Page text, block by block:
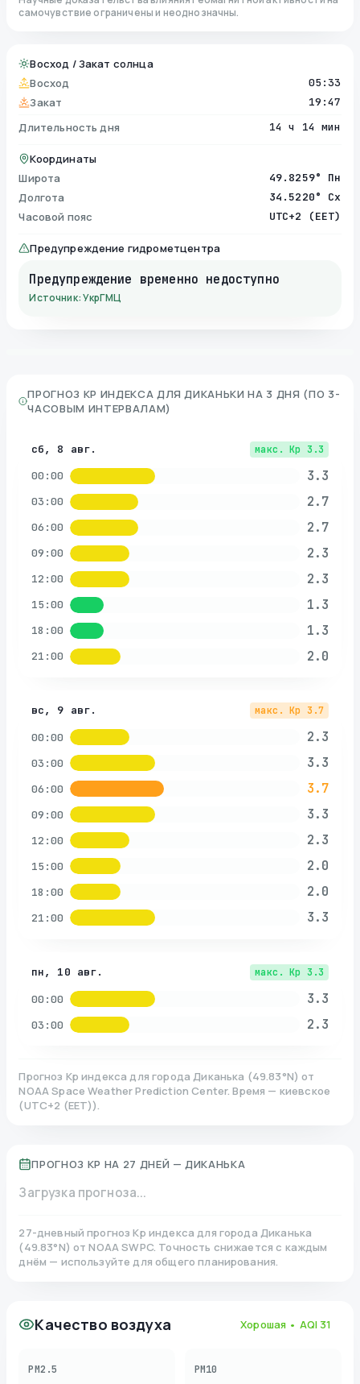
самочувствие ограничены и неоднозначны.
Восход / Закат солнца
Восход
05:33
Закат 19:47
Длительность дня 14 ч 14 мин
Координаты
Широта
49.8259° Пн
Долгота 34.5220° Сх
Часовой пояс UTC+2 (EET)
Предупреждение гидрометцентра
Предупреждение временно недоступно
Источник: УкрГМЦ
ПРОГНОЗ KP ИНДЕКСА ДЛЯ ДИКАНЬКИ НА 3 ДНЯ (ПО 3-
ЧАСОВЫМ ИНТЕРВАЛАМ)
сб, 8 авг. макс. Kp 3.3
00:00 3.3
03:00 2.7
06:00 2.7
09:00 2.3
12:00 2.3
15:00 1.3
18:00 1.3
21:00 2.0
вс, 9 авг. макс. Kp 3.7
00:00 2.3
03:00 3.3
06:00 3.7
09:00 3.3
12:00 2.3
15:00 2.0
18:00 2.0
21:00 3.3
пн, 10 авг. макс. Kp 3.3
00:00 3.3
03:00 2.3
Прогноз Kp индекса для города Диканька (49.83°N)от
NOAA Space Weather Prediction Center. Время — киевское
(UTC+2 (EET)).
ПРОГНОЗ KP НА 27 ДНЕЙ — ДИКАНЬКА
Загрузка прогноза...
27-дневный прогноз Kp индекса для города Диканька
(49.83°N)от NOAA SWPC. Точность снижается с каждым
днём — используйте для общего планирования.
Качество воздуха Хорошая • AQI 31
PM2.5 PM10